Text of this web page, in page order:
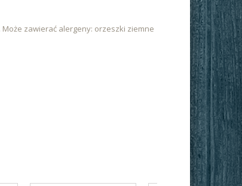
zawierać alergeny: orzeszki ziemne